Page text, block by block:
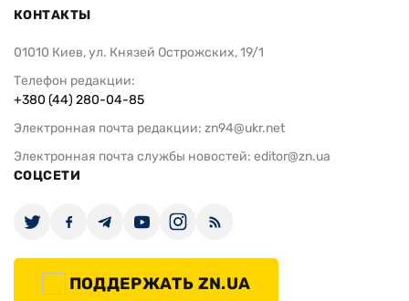
КОНТАКТЫ
01010 Киев, ул. Князей Острожских, 19/1
Телефон редакции:
+380 (44) 280-04-85
Электронная почта редакции: zn94@ukr.net
Электронная почта службы новостей: editor@zn.ua
СОЦСЕТИ
ПОДДЕРЖАТЬ ZN.UA